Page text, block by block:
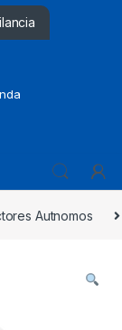
Autnomos